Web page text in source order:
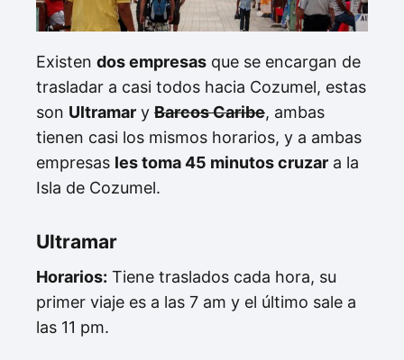
Existen dos empresas que se encargan de
trasladar a casi todos hacia Cozumel, estas
son Ultramar y Barcos Caribe, ambas
tienen casi los mismos horarios, y a ambas
empresas les toma 45 minutos cruzar a la
Isla de Cozumel.
Ultramar
Horarios: Tiene traslados cada hora, su
primer viaje es a las 7 am y el último sale a
las 11 pm.